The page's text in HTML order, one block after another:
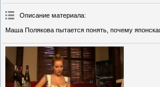
Описание материала:
Маша Полякова пытается понять, почему